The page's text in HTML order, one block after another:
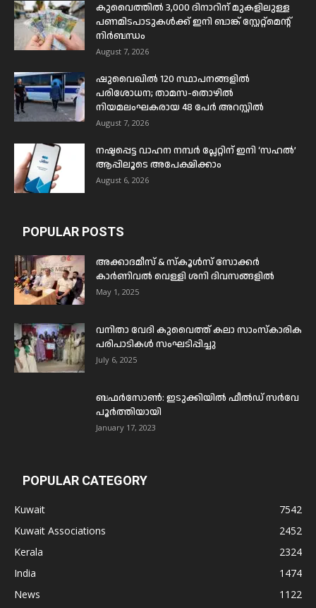
കുവൈത്തിൽ 3,000 ദിനാറിന് മുകളിലുള്ള
പണമിടപാടുകൾക്ക് ഇനി ബാങ്ക് സ്റ്റേറ്റ്മെന്റ്
നിർബന്ധം
August 7, 2026
ഷുവൈഖിൽ 120 സ്ഥാപനങ്ങളിൽ
പരിശോധന; താമസ-തൊഴിൽ
നിയമലംഘകരായ 48 പേർ അറസ്റ്റിൽ
August 7, 2026
നഷ്ടപ്പെട്ട വാഹന നമ്പർ പ്ലേറ്റിന് ഇനി ‘സഹൽ’
ആപ്പിലൂടെ അപേക്ഷിക്കാം
August 6, 2026
POPULAR POSTS
അക്കാദമീസ് & സ്കൂൾസ് സോക്കർ
കാർണിവൽ വെള്ളി ശനി ദിവസങ്ങളിൽ
May 1, 2025
വനിതാ വേദി കുവൈത്ത് കലാ സാംസ്കാരിക
പരിപാടികൾ സംഘടിപ്പിച്ചു
July 6, 2025
ബഫര്‍സോണ്‍: ഇടുക്കിയില്‍ ഫീല്‍ഡ് സര്‍വേ
പൂര്‍ത്തിയായി
January 17, 2023
POPULAR CATEGORY
Kuwait
7542
Kuwait Associations
2452
Kerala
2324
India
1474
News
1122